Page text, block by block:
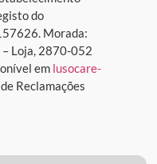
do
Morada:
– Loja, 2870-052
em lusocare-
Reclamações